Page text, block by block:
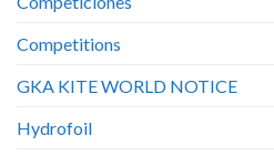
Competitions
GKA KITE WORLD NOTICE
Hydrofoil